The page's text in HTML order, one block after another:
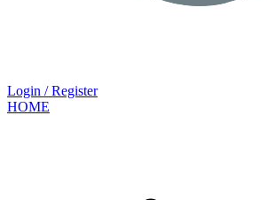
Login / Register
HOME